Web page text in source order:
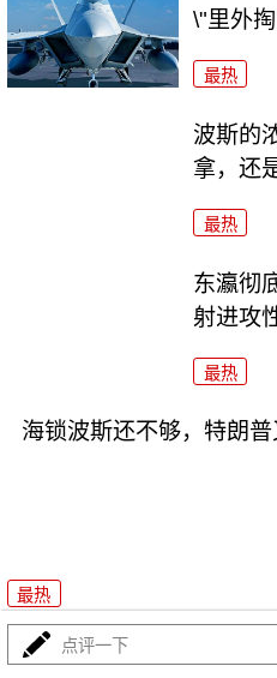
\"里外
最热
波斯的
拿，还
最热
东瀛彻
射进攻
最热
海锁波斯还不够，特朗
最热
4万吨
点评一下